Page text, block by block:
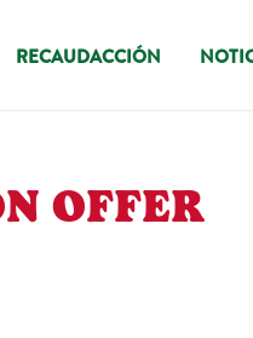
RECAUDACCIÓN
OFFER